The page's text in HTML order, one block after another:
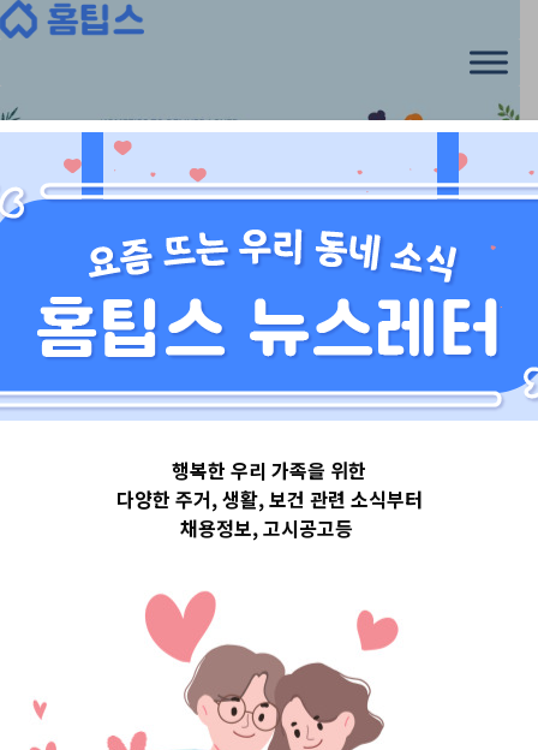
Skip
서울특별시
서울특별시영등
포구 Top 3 및 주
간 소식 –
20230918
행복한 우리 가족을 위한
다양한 주거, 생활, 보건 관련 소식부터
채용정보, 고시공고등